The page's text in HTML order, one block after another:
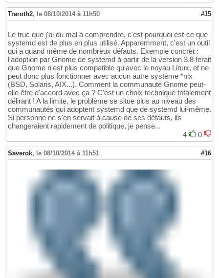
Traroth2, le 08/10/2014 à 11h50 #15
Le truc que j'ai du mal à comprendre, c'est pourquoi est-ce que
systemd est de plus en plus utilisé. Apparemment, c'est un outil
qui a quand même de nombreux défauts. Exemple concret :
l'adoption par Gnome de systemd à partir de la version 3.8 ferait
que Gnome n'est plus compatible qu'avec le noyau Linux, et ne
peut donc plus fonctionner avec aucun autre système *nix
(BSD, Solaris, AIX...). Comment la communauté Gnome peut-
elle être d'accord avec ça ? C'est un choix technique totalement
délirant ! A la limite, le problème se situe plus au niveau des
communautés qui adoptent systemd que de systemd lui-même.
Si personne ne s'en servait à cause de ses défauts, ils
changeraient rapidement de politique, je pense...
4
0
Saverok, le 08/10/2014 à 11h51 #16